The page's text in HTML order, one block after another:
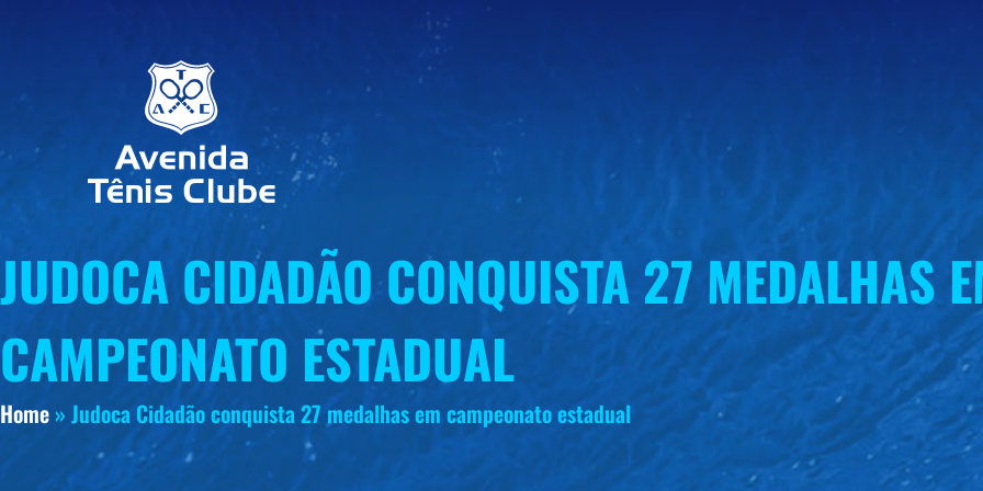
JUDOCA CIDADÃO CONQUISTA 27 MEDALHAS
CAMPEONATO ESTADUAL
Home » Judoca Cidadão conquista 27 medalhas em campeonato estadual